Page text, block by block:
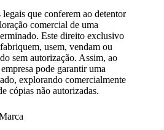
que conferem ao detentor
comercial de uma
Este direito exclusivo
usem, vendam ou
sem autorização. Assim, ao
pode garantir uma
explorando comercialmente
cópias não autorizadas.